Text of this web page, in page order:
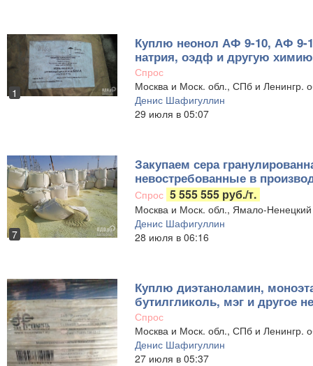
1
Куплю неонол АФ 9-10, АФ 9-
натрия, оэдф и другую
Спрос
Москва и Моск. обл., СПб и Ленингр.
Денис Шафигуллин
29 июля в 05:07
7
Закупаем сера
невостребованные в
Спрос 5 555 555 руб./т.
Москва и Моск. обл., Ямало-
Денис Шафигуллин
28 июля в 06:16
Куплю диэтаноламин,
бутилгликоль, мэг и другое
Спрос
Москва и Моск. обл., СПб и Ленингр.
Денис Шафигуллин
27 июля в 05:37